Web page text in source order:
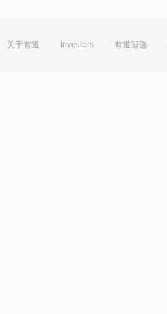
关于有道 Investors 有道智选